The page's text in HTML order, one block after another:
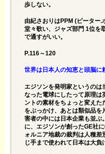
歩しない。
由紀さおりはPPM (ピーター
堂々歌い、ジャズ部門 1位を
で通すがいい。
P.116～120
世界は日本人の知恵と頭脳に
エジソンを発明家というのは
なった電球にしたって原理は
ントの素材をちょっと変えた
をぶっかけ、あとは類似品を
害者の中には日本企業も並ぶ
に、エジソンが創ったGE社
ォルニア地裁の裁判は人種
じ手まで使われて日本は大負